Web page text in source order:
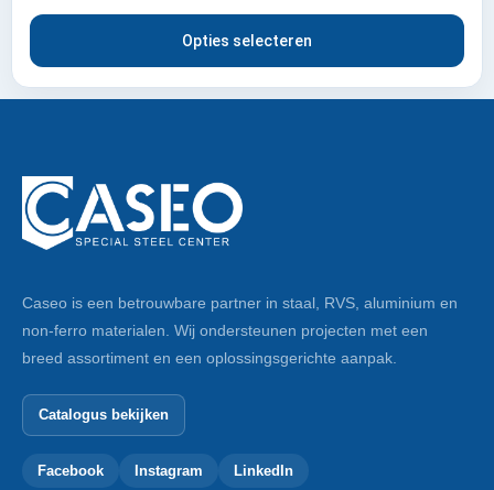
Opties selecteren
Caseo is een betrouwbare partner in staal, RVS, aluminium en
non-ferro materialen. Wij ondersteunen projecten met een
breed assortiment en een oplossingsgerichte aanpak.
Catalogus bekijken
Facebook Instagram LinkedIn